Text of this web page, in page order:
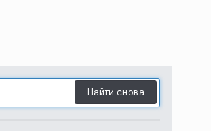
Найти снова